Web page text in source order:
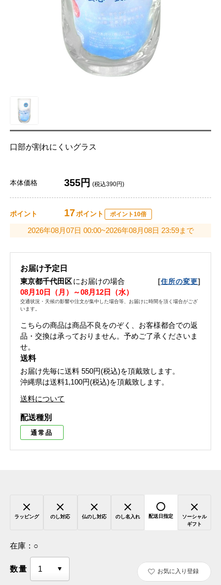
口部が割れにくいグラス
本体価格 355円 (税込390円)
ポイント 17ポイント ポイント10倍
2026年08月07日 00:00~2026年08月08日 23:59まで
お届け予定日
東京都千代田区にお届けの場合 [住所の変更]
08月10日（月）～08月12日（水）
交通状況・天候の影響や注文が集中した場合等、お届けに時間を頂く場合がござ
います。
こちらの商品は商品不良をのぞく、お客様都合での返
品・交換は承っておりません。予めご了承くださいま
せ。
送料
お届け先毎に送料 550円(税込)を頂戴致します。
沖縄県は送料1,100円(税込)を頂戴致します。
送料について
配送種別
通常品
ラッピング のし対応 仏のし対応 のし名入れ 配送日指定
ソーシャル
ギフト
在庫： ○
数量 お気に入り登録